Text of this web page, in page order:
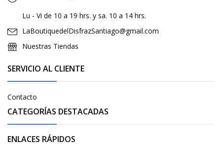
Lu - Vi de 10 a 19 hrs. y sa. 10 a 14 hrs.
LaBoutiquedelDisfrazSantiago@gmail.com
Nuestras Tiendas
SERVICIO AL CLIENTE
Contacto
CATEGORÍAS DESTACADAS
ENLACES RÁPIDOS